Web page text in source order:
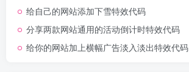
给自己的网站添加下雪特效代码
分享两款网站通用的活动倒计时特效代码
给你的网站加上横幅广告淡入淡出特效代码